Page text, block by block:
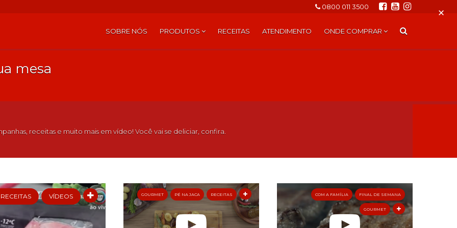
0800 011 3500
SOBRE NÓS PRODUTOS RECEITAS ATENDIMENTO ONDE COMPRAR
mesa
receitas e muito mais em vídeo! Você vai se deliciar, confira.
RECEITAS VÍDEOS GOURMET PÉ NA JACA RECEITAS COM A FAMÍLIA FINAL DE SEMANA
GOURMET
×